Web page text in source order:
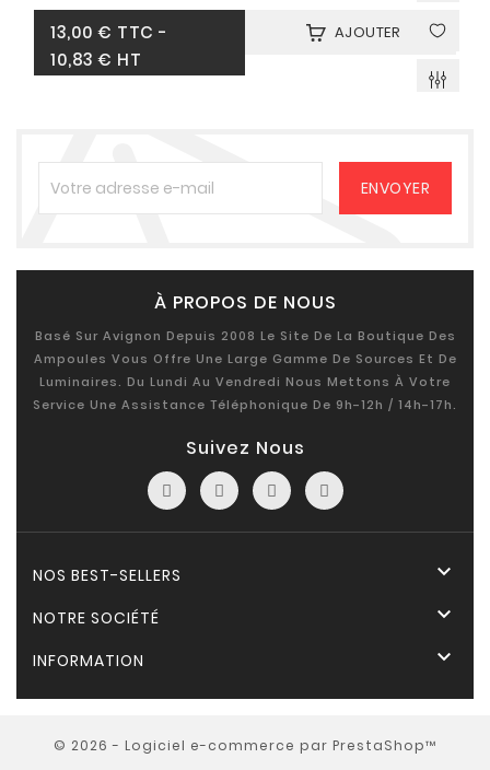
13,00 € Prix
TTC -
10,83 € HT
AJOUTER
À PROPOS DE NOUS
Basé Sur Avignon Depuis 2008 Le Site De La Boutique Des
Ampoules Vous Offre Une Large Gamme De Sources Et De
Luminaires. Du Lundi Au Vendredi Nous Mettons À Votre
Service Une Assistance Téléphonique De 9h-12h / 14h-17h.
Suivez Nous
NOS BEST-SELLERS 
NOTRE SOCIÉTÉ 
INFORMATION 
© 2026 - Logiciel e-commerce par PrestaShop™